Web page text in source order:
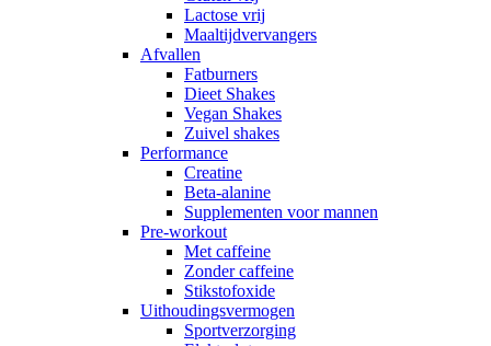
Lactose vrij
Maaltijdvervangers
Afvallen
Fatburners
Dieet Shakes
Vegan Shakes
Zuivel shakes
Performance
Creatine
Beta-alanine
Supplementen voor mannen
Pre-workout
Met caffeine
Zonder caffeine
Stikstofoxide
Uithoudingsvermogen
Sportverzorging